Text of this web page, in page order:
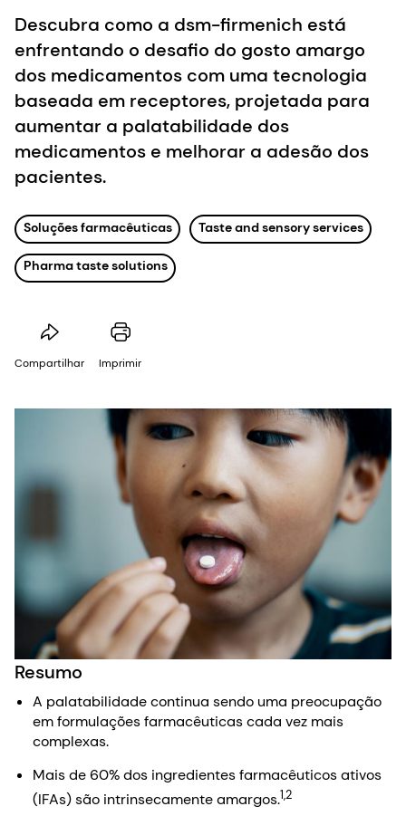
Descubra como a dsm-firmenich está
enfrentando o desafio do gosto amargo
dos medicamentos com uma tecnologia
baseada em receptores, projetada para
aumentar a palatabilidade dos
medicamentos e melhorar a adesão dos
pacientes.
Soluções farmacêuticas Taste and sensory services
Pharma taste solutions
Compartilhar Imprimir
Resumo
A palatabilidade continua sendo uma preocupação
em formulações farmacêuticas cada vez mais
complexas.
Mais de 60% dos ingredientes farmacêuticos ativos
(IFAs) são intrinsecamente amargos.1,2